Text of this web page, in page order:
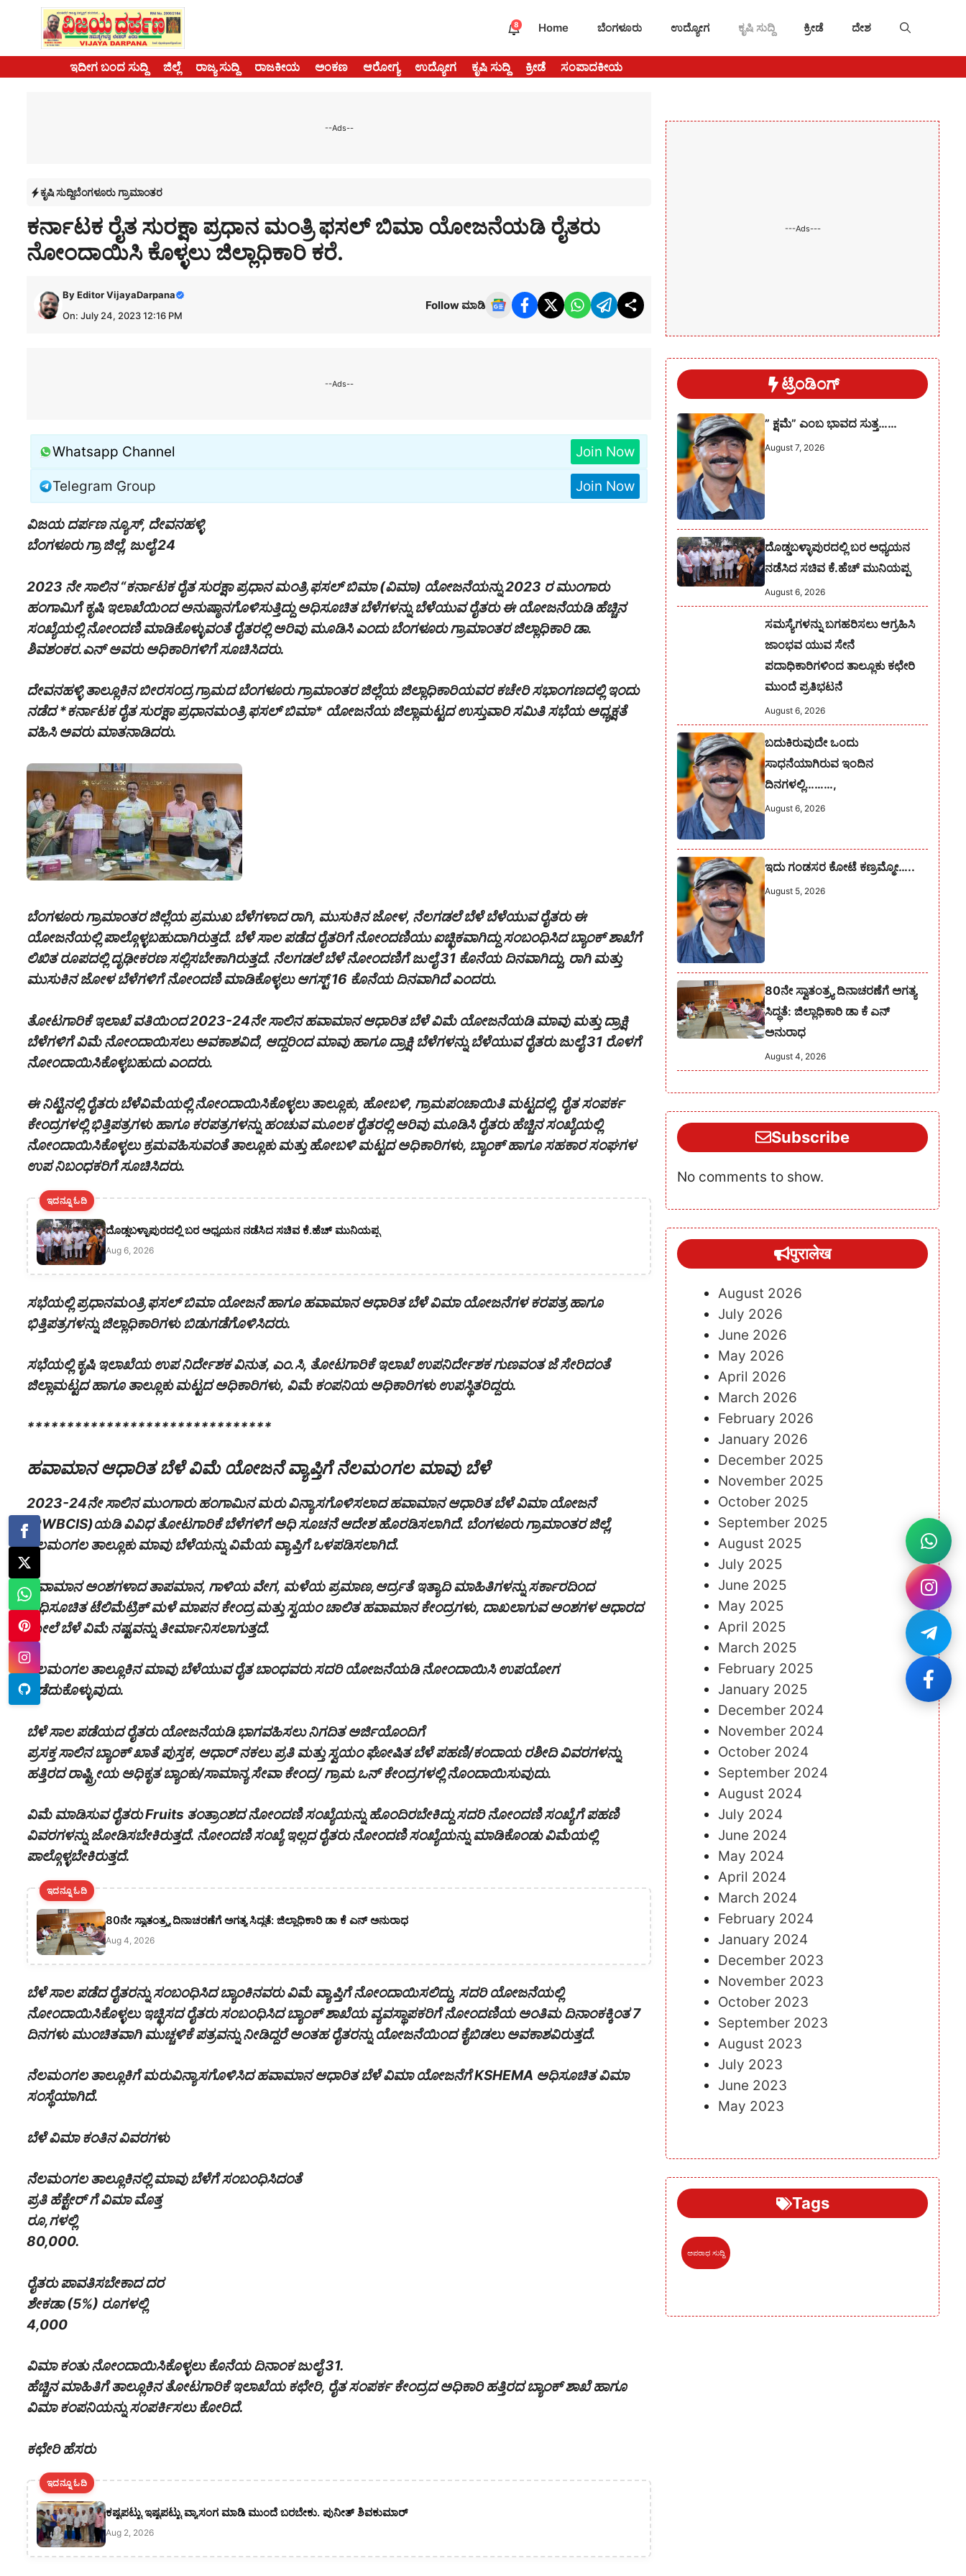
content
8 Home ಬೆಂಗಳೂರು ಉದ್ಯೋಗ ಕೃಷಿ ಸುದ್ದಿ ಕ್ರೀಡೆ ದೇಶ
ಇದೀಗ ಬಂದ ಸುದ್ದಿ ಜಿಲ್ಲೆ ರಾಜ್ಯ ಸುದ್ದಿ ರಾಜಕೀಯ ಅಂಕಣ ಆರೋಗ್ಯ ಉದ್ಯೋಗ ಕೃಷಿ ಸುದ್ದಿ ಕ್ರೀಡೆ ಸಂಪಾದಕೀಯ
--Ads--
ಕೃಷಿ ಸುದ್ದಿಬೆಂಗಳೂರು ಗ್ರಾಮಾಂತರ
ಕರ್ನಾಟಕ ರೈತ ಸುರಕ್ಷಾ ಪ್ರಧಾನ ಮಂತ್ರಿ ಫಸಲ್ ಬಿಮಾ ಯೋಜನೆಯಡಿ ರೈತರು
ನೋಂದಾಯಿಸಿ ಕೊಳ್ಳಲು ಜಿಲ್ಲಾಧಿಕಾರಿ ಕರೆ.
ByEditor VijayaDarpana
On: July 24, 2023 12:16 PM
Follow ಮಾಡಿ
--Ads--
Whatsapp Channel Join Now
Telegram Group Join Now
ವಿಜಯ ದರ್ಪಣ ನ್ಯೂಸ್, ದೇವನಹಳ್ಳಿ
ಬೆಂಗಳೂರು ಗ್ರಾ ಜಿಲ್ಲೆ, ಜುಲೈ 24
2023 ನೇ ಸಾಲಿನ “ಕರ್ನಾಟಕ ರೈತ ಸುರಕ್ಷಾ ಪ್ರಧಾನ ಮಂತ್ರಿ ಫಸಲ್ ಬಿಮಾ (ವಿಮಾ) ಯೋಜನೆಯನ್ನು 2023 ರ ಮುಂಗಾರು
ಹಂಗಾಮಿಗೆ ಕೃಷಿ ಇಲಾಖೆಯಿಂದ ಅನುಷ್ಠಾನಗೊಳಿಸುತ್ತಿದ್ದು ಅಧಿಸೂಚಿತ ಬೆಳೆಗಳನ್ನು ಬೆಳೆಯುವ ರೈತರು ಈ ಯೋಜನೆಯಡಿ ಹೆಚ್ಚಿನ
ಸಂಖ್ಯೆಯಲ್ಲಿ ನೋಂದಣಿ ಮಾಡಿಕೊಳ್ಳುವಂತೆ ರೈತರಲ್ಲಿ ಅರಿವು ಮೂಡಿಸಿ ಎಂದು ಬೆಂಗಳೂರು ಗ್ರಾಮಾಂತರ ಜಿಲ್ಲಾಧಿಕಾರಿ ಡಾ.
ಶಿವಶಂಕರ.ಎನ್ ಅವರು ಅಧಿಕಾರಿಗಳಿಗೆ ಸೂಚಿಸಿದರು.
ದೇವನಹಳ್ಳಿ ತಾಲ್ಲೂಕಿನ ಬೀರಸಂದ್ರ ಗ್ರಾಮದ ಬೆಂಗಳೂರು ಗ್ರಾಮಾಂತರ ಜಿಲ್ಲೆಯ ಜಿಲ್ಲಾಧಿಕಾರಿಯವರ ಕಚೇರಿ ಸಭಾಂಗಣದಲ್ಲಿ ಇಂದು
ನಡೆದ *ಕರ್ನಾಟಕ ರೈತ ಸುರಕ್ಷಾ ಪ್ರಧಾನಮಂತ್ರಿ ಫಸಲ್ ಬಿಮಾ* ಯೋಜನೆಯ ಜಿಲ್ಲಾಮಟ್ಟದ ಉಸ್ತುವಾರಿ ಸಮಿತಿ ಸಭೆಯ ಅಧ್ಯಕ್ಷತೆ
ವಹಿಸಿ ಅವರು ಮಾತನಾಡಿದರು.
ಬೆಂಗಳೂರು ಗ್ರಾಮಾಂತರ ಜಿಲ್ಲೆಯ ಪ್ರಮುಖ ಬೆಳೆಗಳಾದ ರಾಗಿ, ಮುಸುಕಿನ ಜೋಳ, ನೆಲಗಡಲೆ ಬೆಳೆ ಬೆಳೆಯುವ ರೈತರು ಈ
ಯೋಜನೆಯಲ್ಲಿ ಪಾಲ್ಗೊಳ್ಳಬಹುದಾಗಿರುತ್ತದೆ. ಬೆಳೆ ಸಾಲ ಪಡೆದ ರೈತರಿಗೆ ನೋಂದಣಿಯು ಐಚ್ಛಿಕವಾಗಿದ್ದು ಸಂಬಂಧಿಸಿದ ಬ್ಯಾಂಕ್ ಶಾಖೆಗೆ
ಲಿಖಿತ ರೂಪದಲ್ಲಿ ದೃಢೀಕರಣ ಸಲ್ಲಿಸಬೇಕಾಗಿರುತ್ತದೆ. ನೆಲಗಡಲೆ ಬೆಳೆ ನೋಂದಣಿಗೆ ಜುಲೈ 31 ಕೊನೆಯ ದಿನವಾಗಿದ್ದು, ರಾಗಿ ಮತ್ತು
ಮುಸುಕಿನ ಜೋಳ ಬೆಳೆಗಳಿಗೆ ನೋಂದಣಿ ಮಾಡಿಕೊಳ್ಳಲು ಆಗಸ್ಟ್ 16 ಕೊನೆಯ ದಿನವಾಗಿದೆ ಎಂದರು.
ತೋಟಗಾರಿಕೆ ಇಲಾಖೆ ವತಿಯಿಂದ 2023-24ನೇ ಸಾಲಿನ ಹವಾಮಾನ ಆಧಾರಿತ ಬೆಳೆ ವಿಮೆ ಯೋಜನೆಯಡಿ ಮಾವು ಮತ್ತು ದ್ರಾಕ್ಷಿ
ಬೆಳೆಗಳಿಗೆ ವಿಮೆ ನೋಂದಾಯಿಸಲು ಅವಕಾಶವಿದೆ, ಆದ್ದರಿಂದ ಮಾವು ಹಾಗೂ ದ್ರಾಕ್ಷಿ ಬೆಳೆಗಳನ್ನು ಬೆಳೆಯುವ ರೈತರು ಜುಲೈ 31 ರೊಳಗೆ
ನೋಂದಾಯಿಸಿಕೊಳ್ಳಬಹುದು ಎಂದರು.
ಈ ನಿಟ್ಟಿನಲ್ಲಿ ರೈತರು ಬೆಳೆವಿಮೆಯಲ್ಲಿ ನೋಂದಾಯಿಸಿಕೊಳ್ಳಲು ತಾಲ್ಲೂಕು, ಹೋಬಳಿ, ಗ್ರಾಮಪಂಚಾಯಿತಿ ಮಟ್ಟದಲ್ಲಿ, ರೈತ ಸಂಪರ್ಕ
ಕೇಂದ್ರಗಳಲ್ಲಿ ಭಿತ್ತಿಪತ್ರಗಳು ಹಾಗೂ ಕರಪತ್ರಗಳನ್ನು ಹಂಚುವ ಮೂಲಕ ರೈತರಲ್ಲಿ ಅರಿವು ಮೂಡಿಸಿ ರೈತರು ಹೆಚ್ಚಿನ ಸಂಖ್ಯೆಯಲ್ಲಿ
ನೋಂದಾಯಿಸಿಕೊಳ್ಳಲು ಕ್ರಮವಹಿಸುವಂತೆ ತಾಲ್ಲೂಕು ಮತ್ತು ಹೋಬಳಿ ಮಟ್ಟದ ಅಧಿಕಾರಿಗಳು, ಬ್ಯಾಂಕ್ ಹಾಗೂ ಸಹಕಾರ ಸಂಘಗಳ
ಉಪ ನಿಬಂಧಕರಿಗೆ ಸೂಚಿಸಿದರು.
ಇದನ್ನೂ ಓದಿ
ದೊಡ್ಡಬಳ್ಳಾಪುರದಲ್ಲಿ ಬರ ಅಧ್ಯಯನ ನಡೆಸಿದ ಸಚಿವ ಕೆ.ಹೆಚ್ ಮುನಿಯಪ್ಪ
Aug 6, 2026
ಸಭೆಯಲ್ಲಿ ಪ್ರಧಾನಮಂತ್ರಿ ಫಸಲ್ ಬಿಮಾ ಯೋಜನೆ ಹಾಗೂ ಹವಾಮಾನ ಆಧಾರಿತ ಬೆಳೆ ವಿಮಾ ಯೋಜನೆಗಳ ಕರಪತ್ರ ಹಾಗೂ
ಭಿತ್ತಿಪತ್ರಗಳನ್ನು ಜಿಲ್ಲಾಧಿಕಾರಿಗಳು ಬಿಡುಗಡೆಗೊಳಿಸಿದರು.
ಸಭೆಯಲ್ಲಿ ಕೃಷಿ ಇಲಾಖೆಯ ಉಪ ನಿರ್ದೇಶಕ ವಿನುತ, ಎಂ.ಸಿ, ತೋಟಗಾರಿಕೆ ಇಲಾಖೆ ಉಪನಿರ್ದೇಶಕ ಗುಣವಂತ ಜೆ ಸೇರಿದಂತೆ
ಜಿಲ್ಲಾಮಟ್ಟದ ಹಾಗೂ ತಾಲ್ಲೂಕು ಮಟ್ಟದ ಅಧಿಕಾರಿಗಳು, ವಿಮೆ ಕಂಪನಿಯ ಅಧಿಕಾರಿಗಳು ಉಪಸ್ಥಿತರಿದ್ದರು.
*******************************
ಹವಾಮಾನ ಆಧಾರಿತ ಬೆಳೆ ವಿಮೆ ಯೋಜನೆ ವ್ಯಾಪ್ತಿಗೆ ನೆಲಮಂಗಲ ಮಾವು ಬೆಳೆ
2023-24ನೇ ಸಾಲಿನ ಮುಂಗಾರು ಹಂಗಾಮಿನ ಮರು ವಿನ್ಯಾಸಗೊಳಿಸಲಾದ ಹವಾಮಾನ ಆಧಾರಿತ ಬೆಳೆ ವಿಮಾ ಯೋಜನೆ
(RWBCIS)ಯಡಿ ವಿವಿಧ ತೋಟಗಾರಿಕೆ ಬೆಳೆಗಳಿಗೆ ಅಧಿ ಸೂಚನೆ ಆದೇಶ ಹೊರಡಿಸಲಾಗಿದೆ. ಬೆಂಗಳೂರು ಗ್ರಾಮಾಂತರ ಜಿಲ್ಲೆ,
ನೆಲಮಂಗಲ ತಾಲ್ಲೂಕು ಮಾವು ಬೆಳೆಯನ್ನು ವಿಮೆಯ ವ್ಯಾಪ್ತಿಗೆ ಒಳಪಡಿಸಲಾಗಿದೆ.
ಹವಾಮಾನ ಅಂಶಗಳಾದ ತಾಪಮಾನ, ಗಾಳಿಯ ವೇಗ, ಮಳೆಯ ಪ್ರಮಾಣ,ಆರ್ದ್ರತೆ ಇತ್ಯಾದಿ ಮಾಹಿತಿಗಳನ್ನು ಸರ್ಕಾರದಿಂದ
ಅಧಿಸೂಚಿತ ಟೆಲಿಮೆಟ್ರಿಕ್ ಮಳೆ ಮಾಪನ ಕೇಂದ್ರ ಮತ್ತು ಸ್ವಯಂ ಚಾಲಿತ ಹವಾಮಾನ ಕೇಂದ್ರಗಳು, ದಾಖಲಾಗುವ ಅಂಶಗಳ ಆಧಾರದ
ಮೇಲೆ ಬೆಳೆ ವಿಮೆ ನಷ್ಟವನ್ನು ತೀರ್ಮಾನಿಸಲಾಗುತ್ತದೆ.
ನೆಲಮಂಗಲ ತಾಲ್ಲೂಕಿನ ಮಾವು ಬೆಳೆಯುವ ರೈತ ಬಾಂಧವರು ಸದರಿ ಯೋಜನೆಯಡಿ ನೋಂದಾಯಿಸಿ ಉಪಯೋಗ
ಪಡೆದುಕೊಳ್ಳುವುದು.
ಬೆಳೆ ಸಾಲ ಪಡೆಯದ ರೈತರು ಯೋಜನೆಯಡಿ ಭಾಗವಹಿಸಲು ನಿಗದಿತ ಅರ್ಜಿಯೊಂದಿಗೆ
ಪ್ರಸಕ್ತ ಸಾಲಿನ ಬ್ಯಾಂಕ್‌ ಖಾತೆ ಪುಸ್ತಕ, ಆಧಾರ್ ನಕಲು ಪ್ರತಿ ಮತ್ತು ಸ್ವಯಂ ಘೋಷಿತ ಬೆಳೆ ಪಹಣಿ/ಕಂದಾಯ ರಶೀದಿ ವಿವರಗಳನ್ನು
ಹತ್ತಿರದ ರಾಷ್ಟ್ರೀಯ ಅಧಿಕೃತ ಬ್ಯಾಂಕು/ಸಾಮಾನ್ಯ ಸೇವಾ ಕೇಂದ್ರ/ ಗ್ರಾಮ ಒನ್ ಕೇಂದ್ರಗಳಲ್ಲಿ ನೊಂದಾಯಿಸುವುದು.
ವಿಮೆ ಮಾಡಿಸುವ ರೈತರು Fruits ತಂತ್ರಾಂಶದ ನೋಂದಣಿ ಸಂಖ್ಯೆಯನ್ನು ಹೊಂದಿರಬೇಕಿದ್ದು ಸದರಿ ನೋಂದಣಿ ಸಂಖ್ಯೆಗೆ ಪಹಣಿ
ವಿವರಗಳನ್ನು ಜೋಡಿಸಬೇಕಿರುತ್ತದೆ. ನೋಂದಣಿ ಸಂಖ್ಯೆ ಇಲ್ಲದ ರೈತರು ನೋಂದಣಿ ಸಂಖ್ಯೆಯನ್ನು ಮಾಡಿಕೊಂಡು ವಿಮೆಯಲ್ಲಿ
ಪಾಲ್ಗೊಳ್ಳಬೇಕಿರುತ್ತದೆ.
ಇದನ್ನೂ ಓದಿ
80ನೇ ಸ್ವಾತಂತ್ರ್ಯ ದಿನಾಚರಣೆಗೆ ಅಗತ್ಯ ಸಿದ್ಧತೆ: ಜಿಲ್ಲಾಧಿಕಾರಿ ಡಾ ಕೆ ಎನ್ ಅನುರಾಧ
Aug 4, 2026
ಬೆಳೆ ಸಾಲ ಪಡೆದ ರೈತರನ್ನು ಸಂಬಂಧಿಸಿದ ಬ್ಯಾಂಕಿನವರು ವಿಮೆ ವ್ಯಾಪ್ತಿಗೆ ನೋಂದಾಯಿಸಲಿದ್ದು, ಸದರಿ ಯೋಜನೆಯಲ್ಲಿ
ನೋಂದಾಯಿಸಿಕೊಳ್ಳಲು ಇಚ್ಛಿಸದ ರೈತರು ಸಂಬಂಧಿಸಿದ ಬ್ಯಾಂಕ್ ಶಾಖೆಯ ವ್ಯವಸ್ಥಾಪಕರಿಗೆ ನೋಂದಣಿಯ ಅಂತಿಮ ದಿನಾಂಕಕ್ಕಿಂತ 7
ದಿನಗಳು ಮುಂಚಿತವಾಗಿ ಮುಚ್ಚಳಿಕೆ ಪತ್ರವನ್ನು ನೀಡಿದ್ದರೆ ಅಂತಹ ರೈತರನ್ನು ಯೋಜನೆಯಿಂದ ಕೈಬಿಡಲು ಅವಕಾಶವಿರುತ್ತದೆ.
ನೆಲಮಂಗಲ ತಾಲ್ಲೂಕಿಗೆ ಮರುವಿನ್ಯಾಸಗೊಳಿಸಿದ ಹವಾಮಾನ ಆಧಾರಿತ ಬೆಳೆ ವಿಮಾ ಯೋಜನೆಗೆ KSHEMA ಅಧಿಸೂಚಿತ ವಿಮಾ
ಸಂಸ್ಥೆಯಾಗಿದೆ.
ಬೆಳೆ ವಿಮಾ ಕಂತಿನ ವಿವರಗಳು
ನೆಲಮಂಗಲ ತಾಲ್ಲೂಕಿನಲ್ಲಿ ಮಾವು ಬೆಳೆಗೆ ಸಂಬಂಧಿಸಿದಂತೆ
ಪ್ರತಿ‌ ಹೆಕ್ಟೇರ್ ಗೆ ವಿಮಾ ಮೊತ್ತ
ರೂ,ಗಳಲ್ಲಿ
80,000.
ರೈತರು ಪಾವತಿಸಬೇಕಾದ ದರ
ಶೇಕಡಾ (5%) ರೂಗಳಲ್ಲಿ
4,000
ವಿಮಾ ಕಂತು ನೋಂದಾಯಿಸಿಕೊಳ್ಳಲು ಕೊನೆಯ ದಿನಾಂಕ ಜುಲೈ 31.
ಹೆಚ್ಚಿನ ಮಾಹಿತಿಗೆ ತಾಲ್ಲೂಕಿನ ತೋಟಗಾರಿಕೆ ಇಲಾಖೆಯ ಕಛೇರಿ, ರೈತ ಸಂಪರ್ಕ ಕೇಂದ್ರದ ಅಧಿಕಾರಿ ಹತ್ತಿರದ ಬ್ಯಾಂಕ್ ಶಾಖೆ ಹಾಗೂ
ವಿಮಾ ಕಂಪನಿಯನ್ನು ಸಂಪರ್ಕಿಸಲು ಕೋರಿದೆ.
ಕಛೇರಿ ಹೆಸರು
ಇದನ್ನೂ ಓದಿ
ಕಷ್ಟಪಟ್ಟು ಇಷ್ಟಪಟ್ಟು ವ್ಯಾಸಂಗ ಮಾಡಿ ಮುಂದೆ ಬರಬೇಕು. ಪುನೀತ್ ಶಿವಕುಮಾರ್
Aug 2, 2026
---Ads---
ಟ್ರೆಂಡಿಂಗ್
” ಕ್ಷಮೆ” ಎಂಬ ಭಾವದ ಸುತ್ತ……
August 7, 2026
ದೊಡ್ಡಬಳ್ಳಾಪುರದಲ್ಲಿ ಬರ ಅಧ್ಯಯನ
ನಡೆಸಿದ ಸಚಿವ ಕೆ.ಹೆಚ್ ಮುನಿಯಪ್ಪ
August 6, 2026
ಸಮಸ್ಯೆಗಳನ್ನು ಬಗಹರಿಸಲು ಆಗ್ರಹಿಸಿ
ಜಾಂಭವ ಯುವ ಸೇನೆ
ಪದಾಧಿಕಾರಿಗಳಿಂದ ತಾಲ್ಲೂಕು ಕಛೇರಿ
ಮುಂದೆ ಪ್ರತಿಭಟನೆ
August 6, 2026
ಬದುಕಿರುವುದೇ ಒಂದು
ಸಾಧನೆಯಾಗಿರುವ ಇಂದಿನ
ದಿನಗಳಲ್ಲಿ………,
August 6, 2026
ಇದು ಗಂಡಸರ ಕೋಟೆ ಕಣ್ರಮ್ಮೋ…..
August 5, 2026
80ನೇ ಸ್ವಾತಂತ್ರ್ಯ ದಿನಾಚರಣೆಗೆ ಅಗತ್ಯ
ಸಿದ್ಧತೆ: ಜಿಲ್ಲಾಧಿಕಾರಿ ಡಾ ಕೆ ಎನ್
ಅನುರಾಧ
August 4, 2026
Subscribe
No comments to show.
पुरालेख
August 2026
July 2026
June 2026
May 2026
April 2026
March 2026
February 2026
January 2026
December 2025
November 2025
October 2025
September 2025
August 2025
July 2025
June 2025
May 2025
April 2025
March 2025
February 2025
January 2025
December 2024
November 2024
October 2024
September 2024
August 2024
July 2024
June 2024
May 2024
April 2024
March 2024
February 2024
January 2024
December 2023
November 2023
October 2023
September 2023
August 2023
July 2023
June 2023
May 2023
Tags
ಅಪರಾಧ ಸುದ್ದಿ